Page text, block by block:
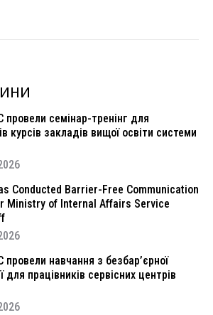
семінар-тренінг для
курсів закладів вищої освіти системи
Conducted Barrier-Free Communication
Ministry of Internal Affairs Service
навчання з безбар’єрної
для працівників сервісних центрів